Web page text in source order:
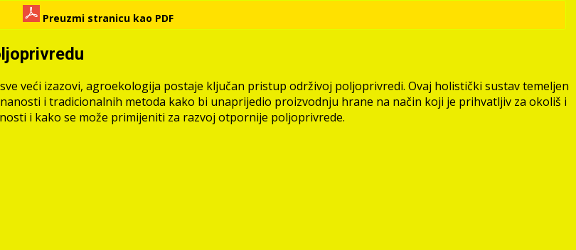
Preuzmi stranicu kao PDF
veći izazovi, agroekologija postaje ključan pristup održivoj poljoprivredi. Ovaj holistički sustav temeljen
i tradicionalnih metoda kako bi unaprijedio proizvodnju hrane na način koji je prihvatljiv za okoliš i
i kako se može primijeniti za razvoj otpornije poljoprivrede.